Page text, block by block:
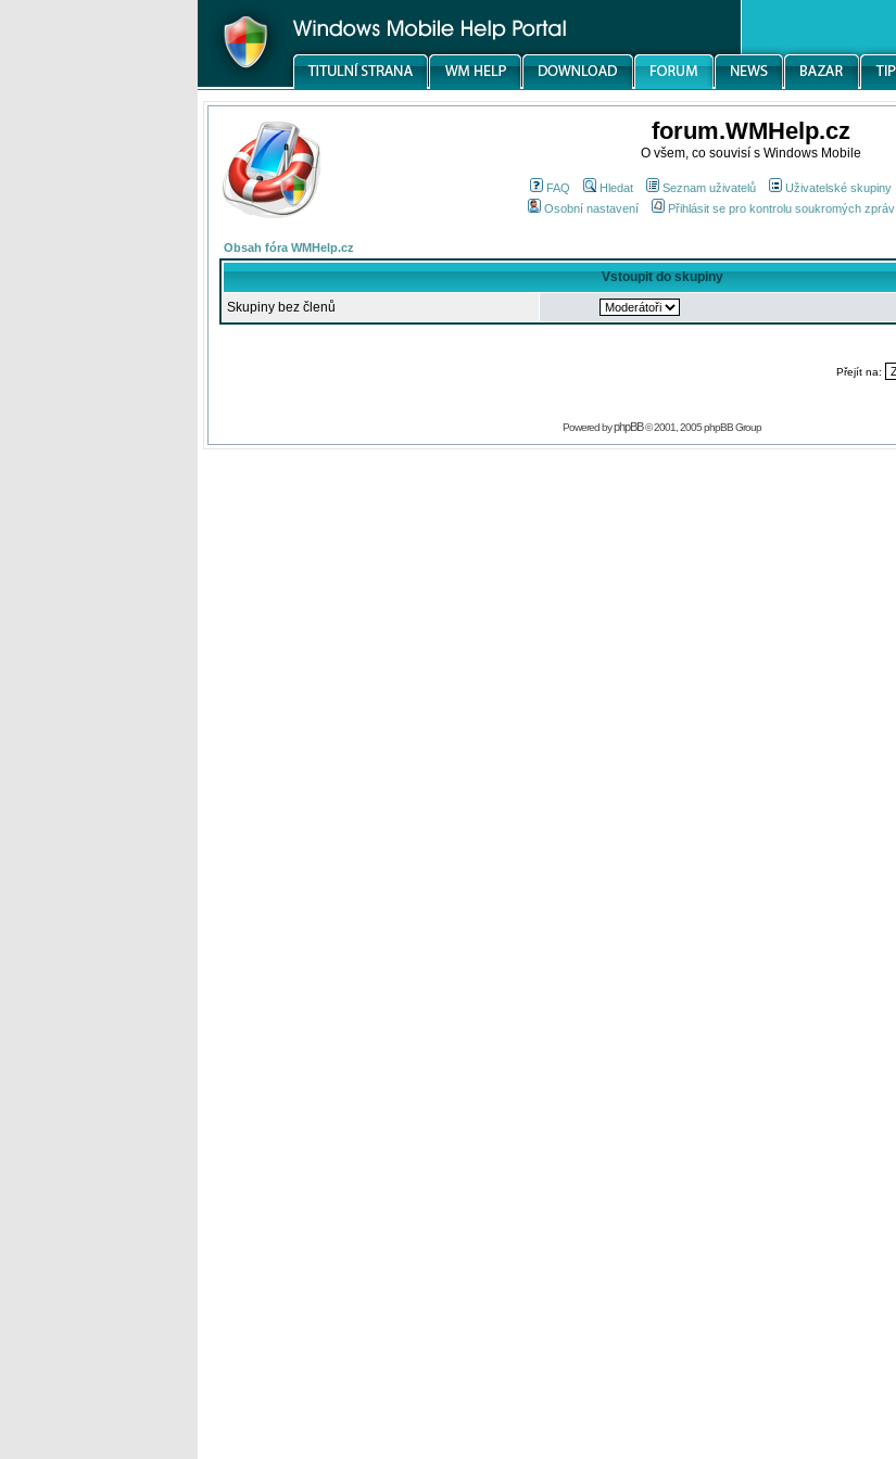
forum.WMHelp.cz
O všem, co souvisí s Windows Mobile
FAQ Hledat Seznam uživatelů Uživatelské skupiny
Osobní nastavení
Přihlásit se pro kontrolu soukromých zpráv
Obsah fóra WMHelp.cz
Vstoupit do skupiny
Skupiny bez členů
Přejít na:
Powered byphpBB© 2001, 2005 phpBB Group